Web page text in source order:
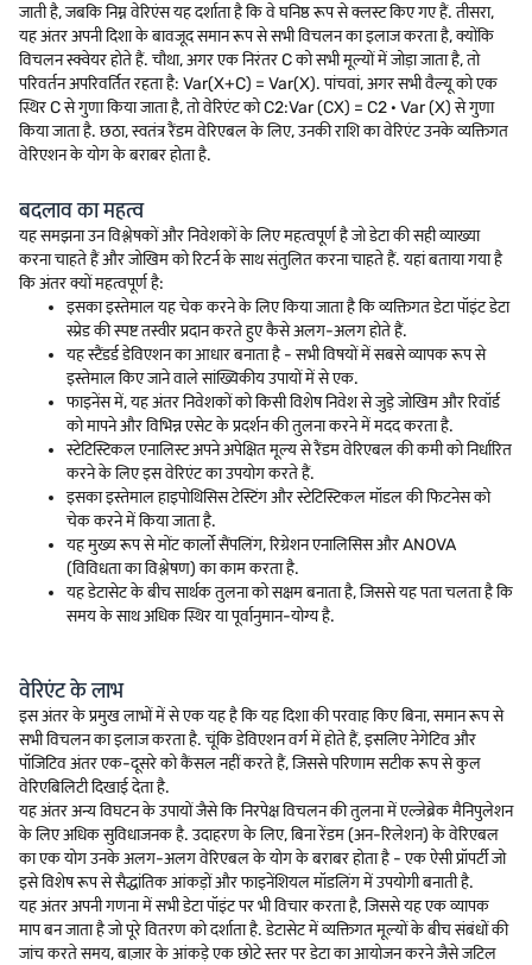
जाती है, जबकि निम्न वेरिएंस यह दर्शाता है कि वे घनिष्ठ रूप से क्लस्ट किए गए हैं. तीसरा,
यह अंतर अपनी दिशा के बावजूद समान रूप से सभी विचलन का इलाज करता है, क्योंकि
विचलन स्क्वेयर होते हैं. चौथा, अगर एक निरंतर C को सभी मूल्यों में जोड़ा जाता है, तो
परिवर्तन अपरिवर्तित रहता है: Var(X+C) = Var(X). पांचवां, अगर सभी वैल्यू को एक
स्थिर C से गुणा किया जाता है, तो वेरिएंट को C2:Var (CX) = C2 · Var (X) से गुणा
किया जाता है. छठा, स्वतंत्र रैंडम वेरिएबल के लिए, उनकी राशि का वेरिएंट उनके व्यक्तिगत
वेरिएशन के योग के बराबर होता है.
बदलाव का महत्व
यह समझना उन विश्लेषकों और निवेशकों के लिए महत्वपूर्ण है जो डेटा की सही व्याख्या
करना चाहते हैं और जोखिम को रिटर्न के साथ संतुलित करना चाहते हैं. यहां बताया गया है
कि अंतर क्यों महत्वपूर्ण है:
इसका इस्तेमाल यह चेक करने के लिए किया जाता है कि व्यक्तिगत डेटा पॉइंट डेटा
स्प्रेड की स्पष्ट तस्वीर प्रदान करते हुए कैसे अलग-अलग होते हैं.
यह स्टैंडर्ड डेविएशन का आधार बनाता है - सभी विषयों में सबसे व्यापक रूप से
इस्तेमाल किए जाने वाले सांख्यिकीय उपायों में से एक.
फाइनेंस में, यह अंतर निवेशकों को किसी विशेष निवेश से जुड़े जोखिम और रिवॉर्ड
को मापने और विभिन्न एसेट के प्रदर्शन की तुलना करने में मदद करता है.
स्टेटिस्टिकल एनालिस्ट अपने अपेक्षित मूल्य से रैंडम वेरिएबल की कमी को निर्धारित
करने के लिए इस वेरिएंट का उपयोग करते हैं.
इसका इस्तेमाल हाइपोथिसिस टेस्टिंग और स्टेटिस्टिकल मॉडल की फिटनेस को
चेक करने में किया जाता है.
यह मुख्य रूप से मोंट कार्लो सैंपलिंग, रिग्रेशन एनालिसिस और ANOVA
(विविधता का विश्लेषण) का काम करता है.
यह डेटासेट के बीच सार्थक तुलना को सक्षम बनाता है, जिससे यह पता चलता है कि
समय के साथ अधिक स्थिर या पूर्वानुमान-योग्य है.
वेरिएंट के लाभ
इस अंतर के प्रमुख लाभों में से एक यह है कि यह दिशा की परवाह किए बिना, समान रूप से
सभी विचलन का इलाज करता है. चूंकि डेविएशन वर्ग में होते हैं, इसलिए नेगेटिव और
पॉजिटिव अंतर एक-दूसरे को कैंसल नहीं करते हैं, जिससे परिणाम सटीक रूप से कुल
वेरिएबिलिटी दिखाई देता है.
यह अंतर अन्य विघटन के उपायों जैसे कि निरपेक्ष विचलन की तुलना में एल्जेब्रेक मैनिपुलेशन
के लिए अधिक सुविधाजनक है. उदाहरण के लिए, बिना रेंडम (अन-रिलेशन) के वेरिएबल
का एक योग उनके अलग-अलग वेरिएबल के योग के बराबर होता है - एक ऐसी प्रॉपर्टी जो
इसे विशेष रूप से सैद्धांतिक आंकड़ों और फाइनेंशियल मॉडलिंग में उपयोगी बनाती है.
यह अंतर अपनी गणना में सभी डेटा पॉइंट पर भी विचार करता है, जिससे यह एक व्यापक
माप बन जाता है जो पूरे वितरण को दर्शाता है. डेटासेट में व्यक्तिगत मूल्यों के बीच संबंधों की
जांच करते समय, बाज़ार के आंकड़े एक छोटे स्तर पर डेटा का आयोजन करने जैसे जटिल